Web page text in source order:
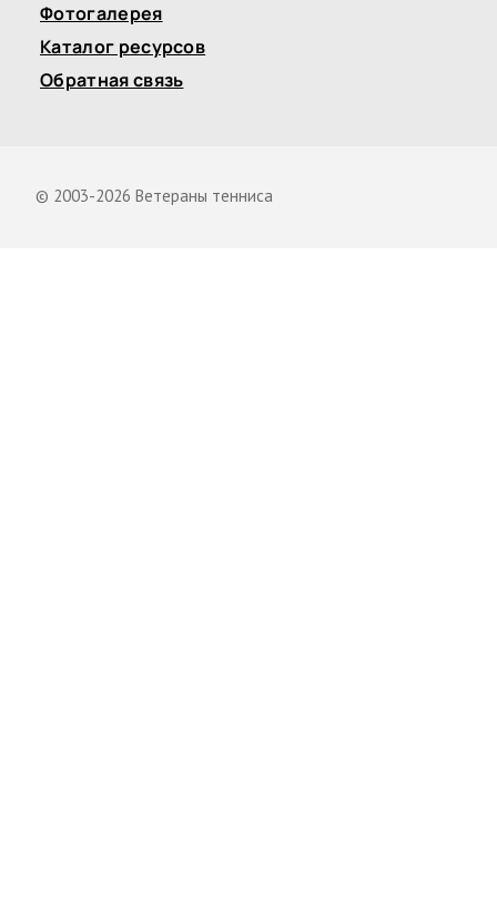
Фотогалерея
Каталог ресурсов
Обратная связь
© 2003-2026 Ветераны тенниса